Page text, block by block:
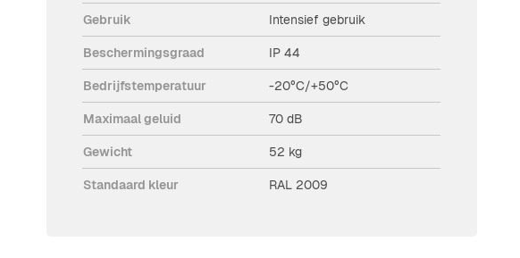
Gebruik Intensief gebruik
Beschermingsgraad IP 44
Bedrijfstemperatuur -20°C/+50°C
Maximaal geluid 70 dB
Gewicht 52 kg
Standaard kleur RAL 2009